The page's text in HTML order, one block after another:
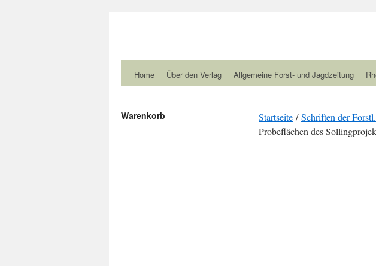
Home Über den Verlag Allgemeine Forst- und Jagdzeitung
Startseite /Schriften der
Probeflächen des
Warenkorb